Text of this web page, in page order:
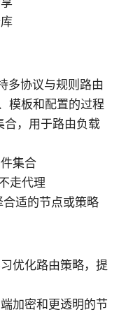
多协议与规则路由
模板和配置的过程
合，用于路由负载
集合
走代理
适的节点或策略
优化路由策略，提
加密和更透明的节